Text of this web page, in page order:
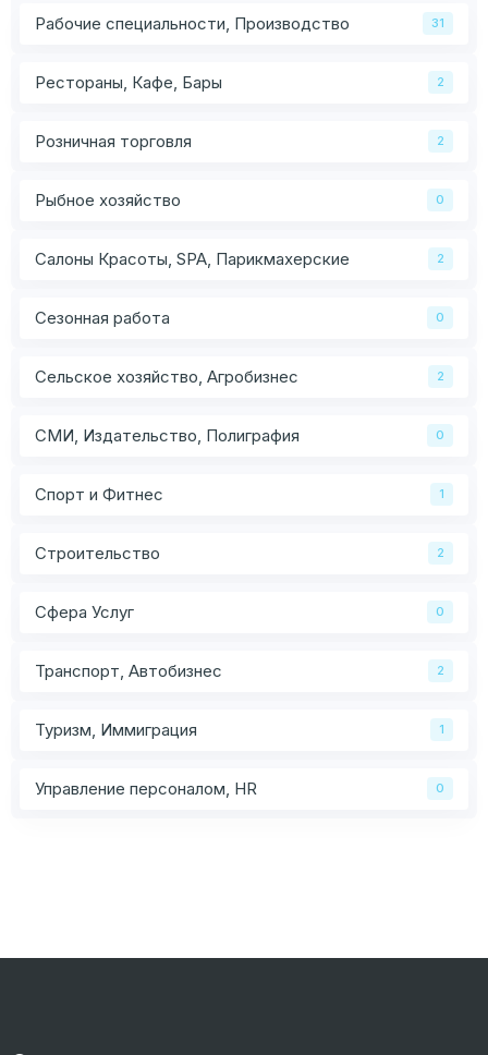
Рабочие специальности, Производство 31
Рестораны, Кафе, Бары 2
Розничная торговля 2
Рыбное хозяйство 0
Салоны Красоты, SPA, Парикмахерские 2
Сезонная работа 0
Сельское хозяйство, Агробизнес 2
СМИ, Издательство, Полиграфия 0
Спорт и Фитнес 1
Строительство 2
Сфера Услуг 0
Транспорт, Автобизнес 2
Туризм, Иммиграция 1
Управление персоналом, HR 0